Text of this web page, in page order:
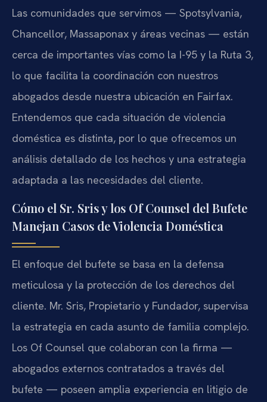
Las comunidades que servimos — Spotsylvania,
Chancellor, Massaponax y áreas vecinas — están
cerca de importantes vías como la I-95 y la Ruta 3,
lo que facilita la coordinación con nuestros
abogados desde nuestra ubicación en Fairfax.
Entendemos que cada situación de violencia
doméstica es distinta, por lo que ofrecemos un
análisis detallado de los hechos y una estrategia
adaptada a las necesidades del cliente.
Cómo el Sr. Sris y los Of Counsel del Bufete
Manejan Casos de Violencia Doméstica
El enfoque del bufete se basa en la defensa
meticulosa y la protección de los derechos del
cliente. Mr. Sris, Propietario y Fundador, supervisa
la estrategia en cada asunto de familia complejo.
Los Of Counsel que colaboran con la firma —
abogados externos contratados a través del
bufete — poseen amplia experiencia en litigio de